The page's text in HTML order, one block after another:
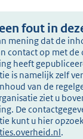
fout in
mening dat de
contact op met de
heeft
is namelijk zelf
van de
ziet u
De
kunt u hier
.